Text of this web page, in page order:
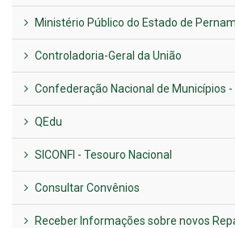
Ministério Público do Estado de
Controladoria-Geral da União
Confederação Nacional de Municípios -
QEdu
SICONFI - Tesouro Nacional
Consultar Convênios
Receber Informações sobre novos